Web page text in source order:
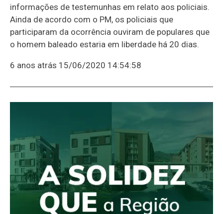
informações de testemunhas em relato aos policiais.
Ainda de acordo com o PM, os policiais que
participaram da ocorrência ouviram de populares que
o homem baleado estaria em liberdade há 20 dias.
6 anos atrás 15/06/2020 14:54:58